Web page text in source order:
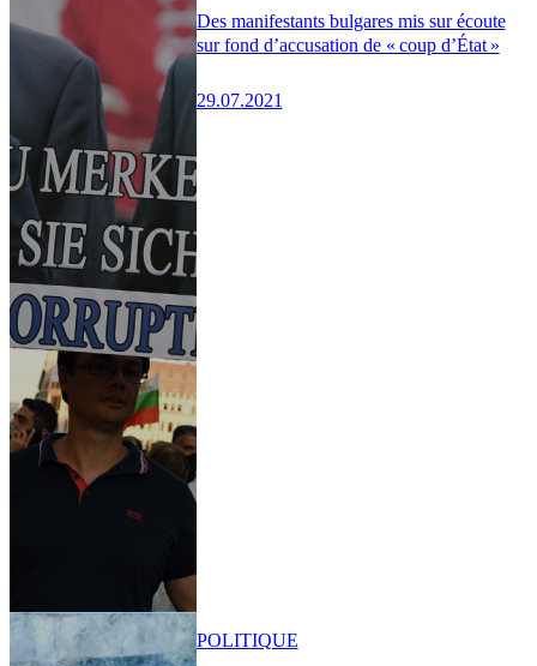
Des manifestants bulgares mis sur écoute
sur fond d’accusation de « coup d’État »
29.07.2021
POLITIQUE